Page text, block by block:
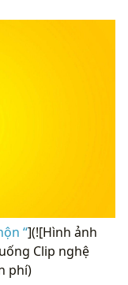
“](![Hình ảnh
Clip nghệ
phí)